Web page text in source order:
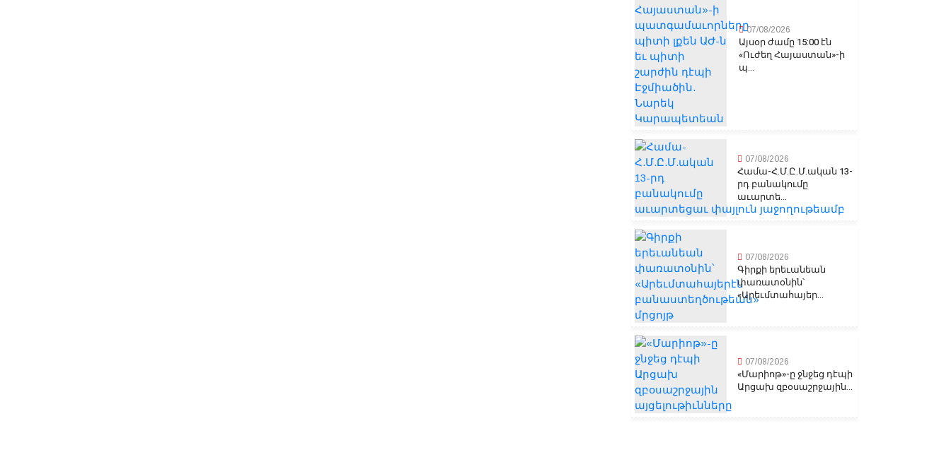
07/08/2026
Այսօր ժամը 15:00 էն
«Ուժեղ Հայաստան»-ի
պ...
07/08/2026
Համա-Հ.Մ.Ը.Մ.ական 13-
րդ բանակումը
աւարտե...
07/08/2026
Գիրքի երեւանեան
փառատօնին՝
«Արեւմտահայեր...
07/08/2026
«Մարիոթ»-ը ջնջեց դէպի
Արցախ զբօսաշրջային...